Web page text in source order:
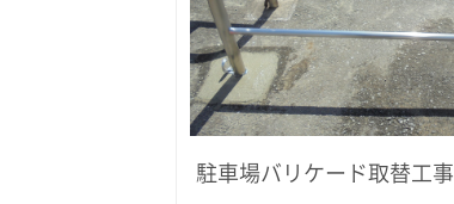
駐車場バリケード取替工事